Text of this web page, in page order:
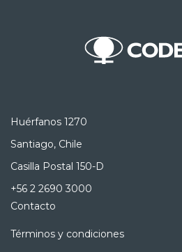
Huérfanos 1270
Santiago, Chile
Casilla Postal 150-D
+56 2 2690 3000
Contacto
Términos y condiciones